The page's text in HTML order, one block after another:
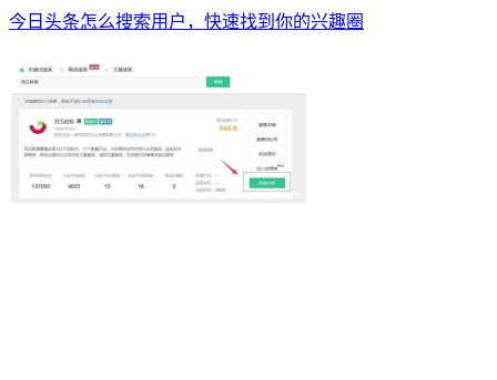
今日头条怎么搜索用户，快速找到你的兴趣圈